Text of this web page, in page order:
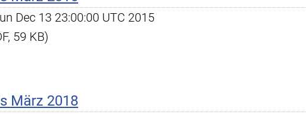
Dec 13 23:00:00 UTC 2015
59 KB)
März 2018